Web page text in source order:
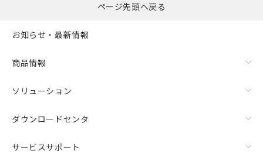
ページ先頭へ戻る
お知らせ・最新情報
商品情報
ソリューション
ダウンロードセンタ
サービスサポート